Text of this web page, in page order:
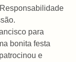
para
bonita festa
e